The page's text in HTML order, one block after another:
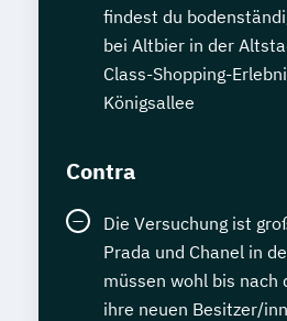
findest du
bei Altbier in der
Class-Shopping-
Königsallee
Contra
Die Versuchung ist
Prada und Chanel in
müssen wohl bis nach
ihre neuen Besitzer/